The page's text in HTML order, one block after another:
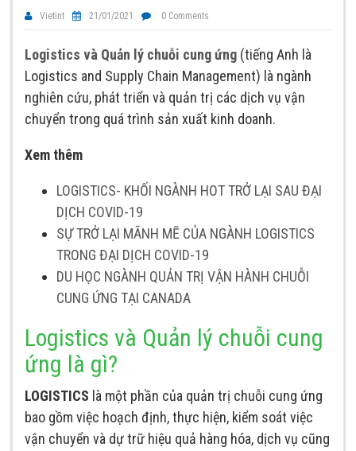
Vietint 21/01/2021 0 Comments
Logistics và Quản lý chuỗi cung ứng (tiếng Anh là
Logistics and Supply Chain Management) là ngành
nghiên cứu, phát triển và quản trị các dịch vụ vận
chuyển trong quá trình sản xuất kinh doanh.
Xem thêm
LOGISTICS- KHỐI NGÀNH HOT TRỞ LẠI SAU ĐẠI
DỊCH COVID-19
SỰ TRỞ LẠI MÃNH MẼ CỦA NGÀNH LOGISTICS
TRONG ĐẠI DỊCH COVID-19
DU HỌC NGÀNH QUẢN TRỊ VẬN HÀNH CHUỖI
CUNG ỨNG TẠI CANADA
Logistics và Quản lý chuỗi cung
ứng là gì?
LOGISTICS là một phần của quản trị chuỗi cung ứng
bao gồm việc hoạch định, thực hiện, kiểm soát việc
vận chuyển và dự trữ hiệu quả hàng hóa, dịch vụ cũng